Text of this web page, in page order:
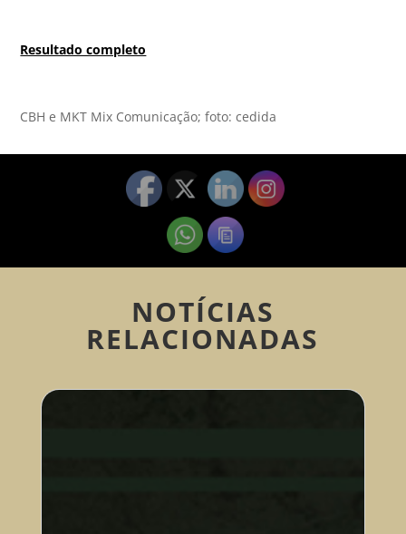
Resultado completo
CBH e MKT Mix Comunicação; foto: cedida
NOTÍCIAS
RELACIONADAS